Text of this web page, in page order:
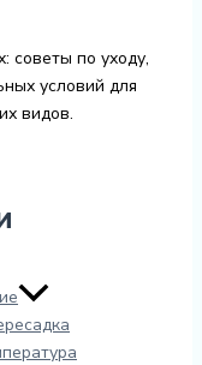
советы по уходу,
условий для
видов.